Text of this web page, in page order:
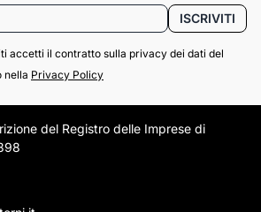
ISCRIVITI
accetti il contratto sulla privacy dei dati del
nella Privacy Policy
del Registro delle Imprese di